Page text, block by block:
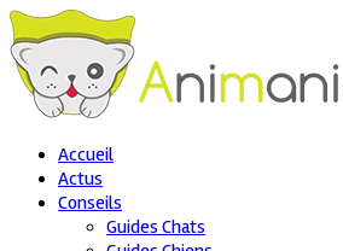
Accueil
Actus
Conseils
Guides Chats